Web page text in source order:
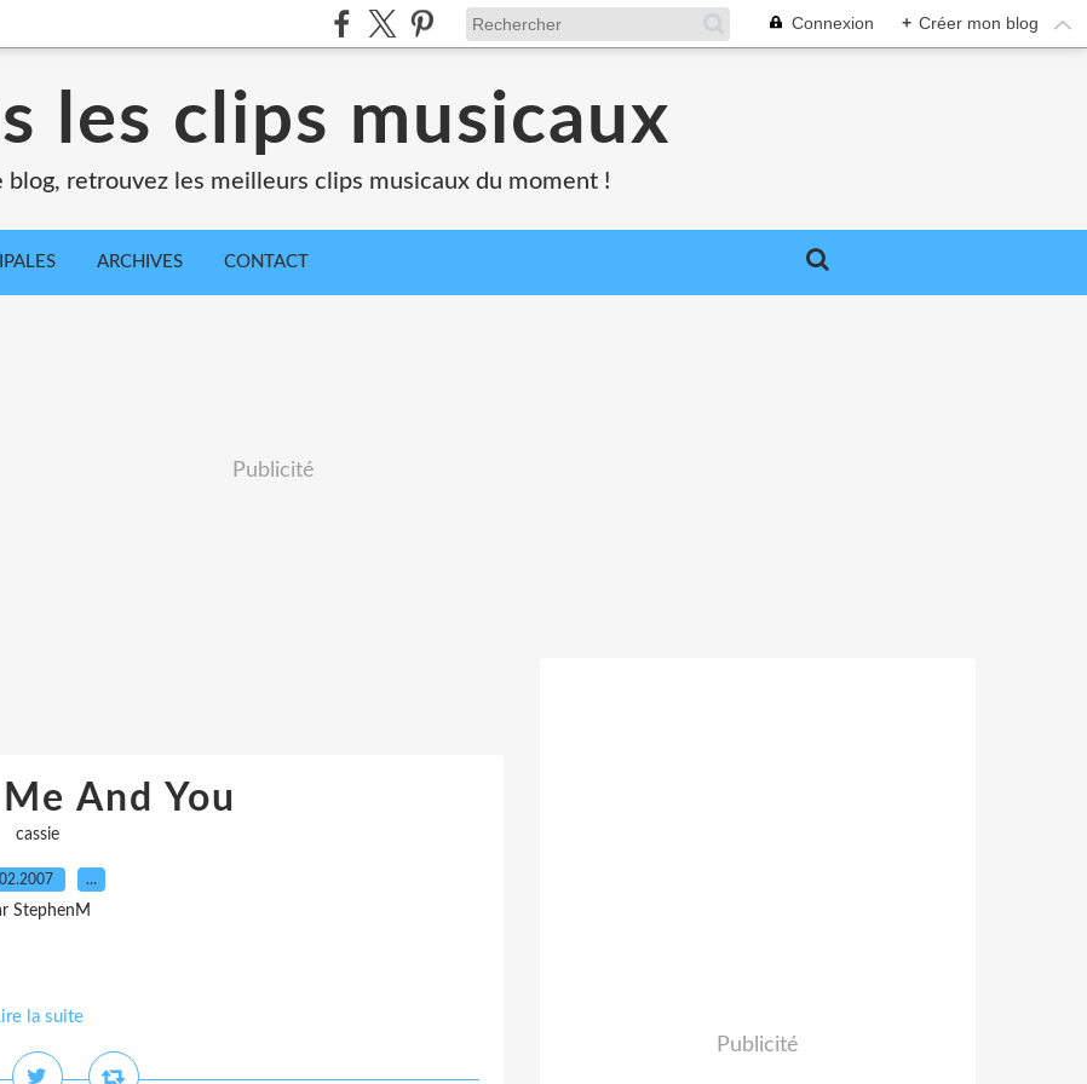
Connexion + Créer mon blog
les clips musicaux
blog, retrouvez les meilleurs clips musicaux du moment !
ARCHIVES CONTACT
Publicité
And You
cassie
…
StephenM
la suite
Publicité